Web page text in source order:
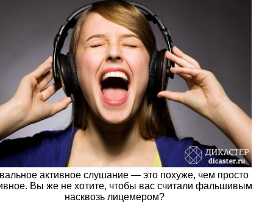
активное слушание — это похуже, чем просто
Вы же не хотите, чтобы вас считали фальшивым
насквозь лицемером?